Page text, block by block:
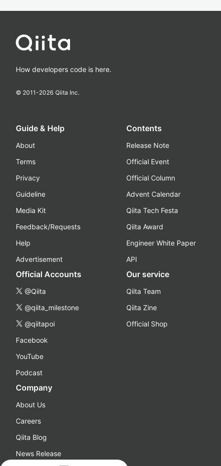
How developers code is here.
© 2011-2026 Qiita Inc.
Guide & Help
About
Terms
Privacy
Guideline
Media Kit
Feedback/Requests
Help
Advertisement
Contents
Release Note
Official Event
Official Column
Advent Calendar
Qiita Tech Festa
Qiita Award
Engineer White Paper
API
Official Accounts
@Qiita
@qiita_milestone
@qiitapoi
Facebook
YouTube
Podcast
Our service
Qiita Team
Qiita Zine
Official Shop
Company
About Us
Careers
Qiita Blog
News Release